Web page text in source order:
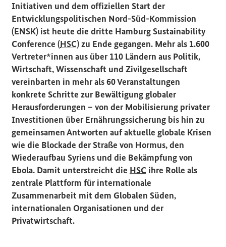
Initiativen und dem offiziellen Start der
Entwicklungspolitischen Nord-Süd-Kommission
(ENSK) ist heute die dritte Hamburg Sustainability
Conference (HSC)zu Ende gegangen. Mehr als 1.600
Vertreter*innen aus über 110 Ländern aus Politik,
Wirtschaft, Wissenschaft und Zivilgesellschaft
vereinbarten in mehr als 60 Veranstaltungen
konkrete Schritte zur Bewältigung globaler
Herausforderungen – von der Mobilisierung privater
Investitionen über Ernährungssicherung bis hin zu
gemeinsamen Antworten auf aktuelle globale Krisen
wie die Blockade der Straße von Hormus, den
Wiederaufbau Syriens und die Bekämpfung von
Ebola. Damit unterstreicht die HSC ihre Rolle als
zentrale Plattform für internationale
Zusammenarbeit mit dem Globalen Süden,
internationalen Organisationen und der
Privatwirtschaft.